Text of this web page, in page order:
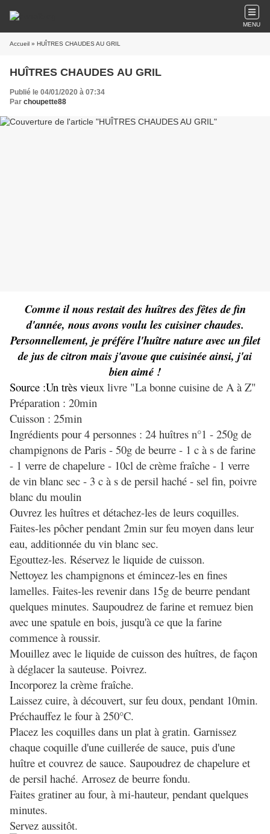
MENU
Accueil » HUÎTRES CHAUDES AU GRIL
HUÎTRES CHAUDES AU GRIL
Publié le 04/01/2020 à 07:34
Par choupette88
Comme il nous restait des huîtres des fêtes de fin
d'année, nous avons voulu les cuisiner chaudes.
Personnellement, je préfére l'huître nature avec un filet
de jus de citron mais j'avoue que cuisinée ainsi, j'ai
bien aimé !
Source :Un très vieux livre "La bonne cuisine de A à Z"
Préparation : 20min
Cuisson : 25min
Ingrédients pour 4 personnes : 24 huîtres n°1 - 250g de
champignons de Paris - 50g de beurre - 1 c à s de farine
- 1 verre de chapelure - 10cl de crème fraîche - 1 verre
de vin blanc sec - 3 c à s de persil haché - sel fin, poivre
blanc du moulin
Ouvrez les huîtres et détachez-les de leurs coquilles.
Faites-les pôcher pendant 2min sur feu moyen dans leur
eau, additionnée du vin blanc sec.
Egouttez-les. Réservez le liquide de cuisson.
Nettoyez les champignons et émincez-les en fines
lamelles. Faites-les revenir dans 15g de beurre pendant
quelques minutes. Saupoudrez de farine et remuez bien
avec une spatule en bois, jusqu'à ce que la farine
commence à roussir.
Mouillez avec le liquide de cuisson des huîtres, de façon
à déglacer la sauteuse. Poivrez.
Incorporez la crème fraîche.
Laissez cuire, à découvert, sur feu doux, pendant 10min.
Préchauffez le four à 250°C.
Placez les coquilles dans un plat à gratin. Garnissez
chaque coquille d'une cuillerée de sauce, puis d'une
huître et couvrez de sauce. Saupoudrez de chapelure et
de persil haché. Arrosez de beurre fondu.
Faites gratiner au four, à mi-hauteur, pendant quelques
minutes.
Servez aussitôt.